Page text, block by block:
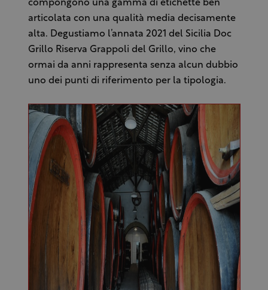
compongono una gamma di etichette ben
articolata con una qualità media decisamente
alta. Degustiamo l’annata 2021 del Sicilia Doc
Grillo Riserva Grappoli del Grillo, vino che
ormai da anni rappresenta senza alcun dubbio
uno dei punti di riferimento per la tipologia.